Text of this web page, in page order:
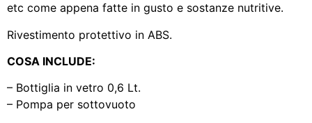
etc come appena fatte in gusto e sostanze nutritive.
Rivestimento protettivo in ABS.
COSA INCLUDE:
– Bottiglia in vetro 0,6 Lt.
– Pompa per sottovuoto